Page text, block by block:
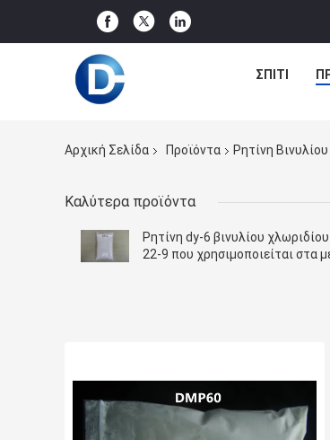
ΣΠΊΤΙ
Αρχική Σελίδα Προϊόντα Ρητίνη
Καλύτερα προϊόντα
Ρητίνη dy-6 βινυλίου
22-9 που χρησιμοποιείται στα